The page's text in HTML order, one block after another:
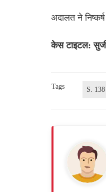
अदालत ने
केस टाइटल:
Tags S.